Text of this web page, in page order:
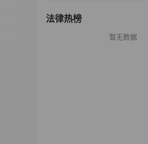
法律热榜
暂无数据